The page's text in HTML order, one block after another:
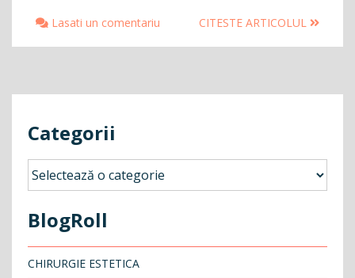
Lasati un comentariu CITESTE ARTICOLUL
Categorii
Categorii
BlogRoll
CHIRURGIE ESTETICA